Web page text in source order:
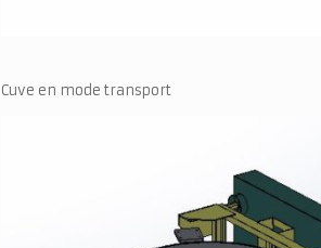
Cuve en mode transport